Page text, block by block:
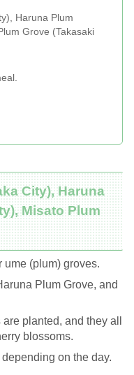
Haruna Plum
Grove (Takasaki
City), Haruna
Misato Plum
ume (plum) groves.
Plum Grove, and
planted, and they all
blossoms.
on the day.